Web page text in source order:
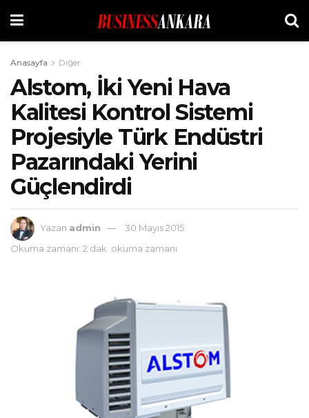
Anasayfa Diğer
Alstom, İki Yeni Hava
Kalitesi Kontrol Sistemi
Projesiyle Türk Endüstri
Pazarındaki Yerini
Güçlendirdi
Yazan admin
30 Mayıs 2015
Okuma zamanı: 2 dak. okuma zamanı